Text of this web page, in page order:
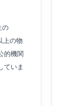
の
上の物
的機関
ていま